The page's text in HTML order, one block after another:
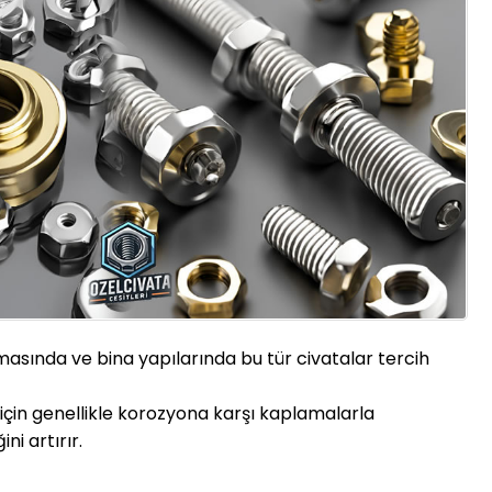
ve bina yapılarında bu tür civatalar tercih
genellikle korozyona karşı kaplamalarla
artırır.